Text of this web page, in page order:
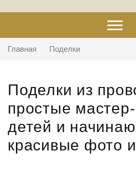
Главная Поделки
Поделки из
простые
детей и
красивые фото